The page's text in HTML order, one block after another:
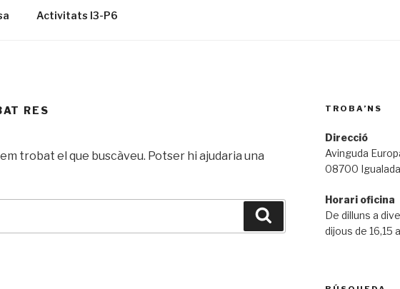
Activitats I3-P6
RES
trobat el que buscàveu. Potser hi ajudaria una
TROBA’NS
Direcció
Avinguda
08700
Horari oficina
De dilluns a
dijous de 16,15